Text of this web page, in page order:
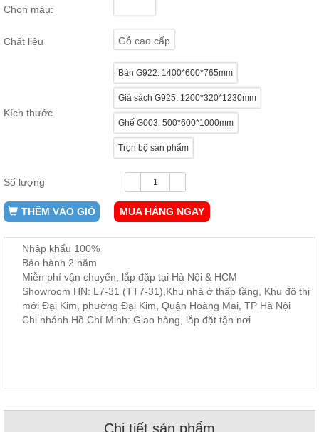
ăn,
kệ
Ban
ban
xích
đu,
ghế...
Phụ
Kiện
Trang
Chọn màu:
Chất liệu Gỗ cao cấp
Kích thước
Bàn G922: 1400*600*765mm
Giá sách G925: 1200*320*1230mm
Ghế G003: 500*600*1000mm
Trọn bộ sản phẩm
Số lượng
THÊM VÀO GIỎ MUA HÀNG NGAY
Nhập khẩu 100%
Bảo hành 2 năm
Miễn phí vận chuyển, lắp đặp tại Hà Nội & HCM
Showroom HN: L7-31 (TT7-31),Khu nhà ở thấp tầng, Khu đô thị
mới Đại Kim, phường Đại Kim, Quận Hoàng Mai, TP Hà Nội
Chi nhánh Hồ Chí Minh: Giao hàng, lắp đặt tận nơi
Chi tiết sản phẩm